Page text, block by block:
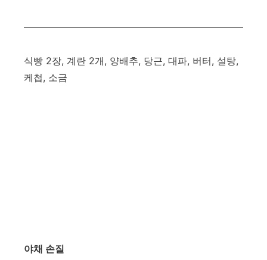
식빵 2장, 계란 2개, 양배추, 당근, 대파, 버터, 설탕,
케첩, 소금
야채 손질